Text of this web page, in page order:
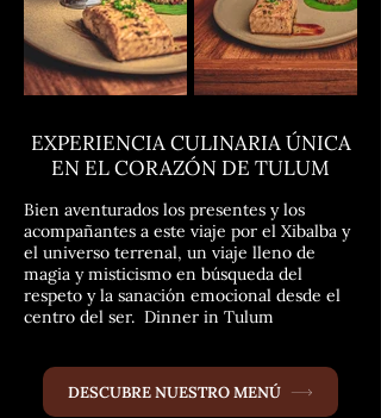
EXPERIENCIA CULINARIA ÚNICA
EN EL CORAZÓN DE TULUM
Bien aventurados los presentes y los
acompañantes a este viaje por el Xibalba y
el universo terrenal, un viaje lleno de
magia y misticismo en búsqueda del
respeto y la sanación emocional desde el
centro del ser. Dinner in Tulum
DESCUBRE NUESTRO MENÚ